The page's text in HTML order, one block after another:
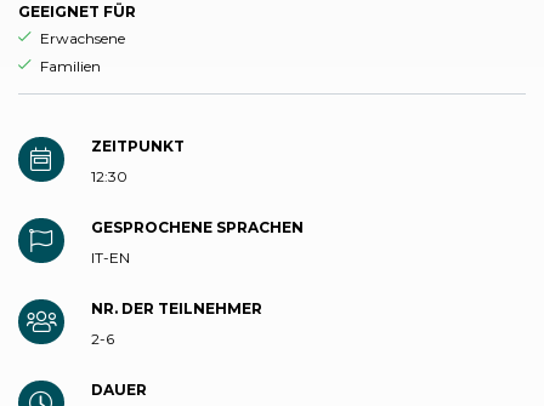
GEEIGNET FÜR
aria.ds_experience.suitable_for_prefix
Erwachsene
aria.ds_experience.suitable_for_prefix
Familien
ZEITPUNKT
12:30
GESPROCHENE SPRACHEN
IT-EN
NR. DER TEILNEHMER
2-6
DAUER